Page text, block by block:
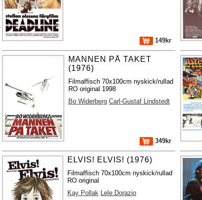
149kr
MANNEN PÅ TAKET
(1976)
Filmaffisch 70x100cm nyskick/rullad
RO original 1998
Bo Widerberg Carl-Gustaf Lindstedt
349kr
ELVIS! ELVIS! (1976)
Filmaffisch 70x100cm nyskick/rullad
RO original
Kay Pollak Lele Dorazio